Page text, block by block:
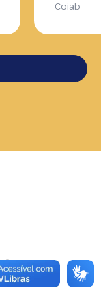
Coiab